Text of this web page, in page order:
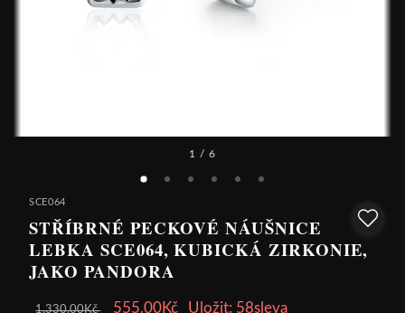
1 / 6
SCE064
STŘÍBRNÉ PECKOVÉ NÁUŠNICE
LEBKA SCE064, KUBICKÁ ZIRKONIE,
JAKO PANDORA
1,330.00Kč 555.00Kč Uložit: 58sleva